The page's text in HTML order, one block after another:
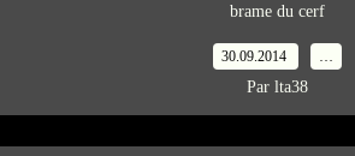
brame du cerf
30.09.2014 …
Par lta38